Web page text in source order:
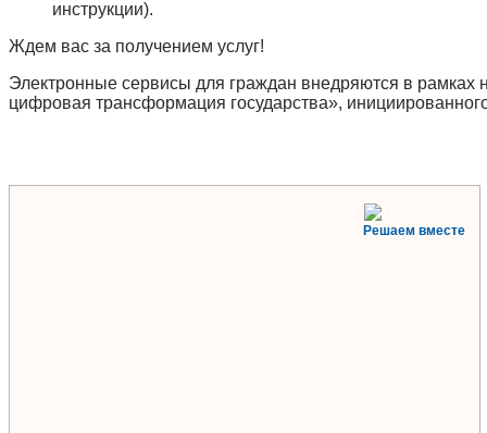
инструкции).
Ждем вас за получением услуг!
Электронные сервисы для граждан внедряются в рамках
цифровая трансформация государства»,
Решаем вместе